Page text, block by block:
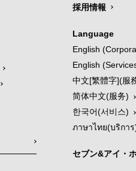
採用情報
Language
English
English
中文[繁體字](服
简体中文(服务)
한국어(서비스)
ภาษาไทย(บริการ
セブン&アイ・